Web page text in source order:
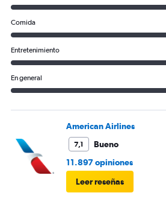
Comida
Entretenimiento
En general
American Airlines
7,1
Bueno
11.897 opiniones
Leer reseñas